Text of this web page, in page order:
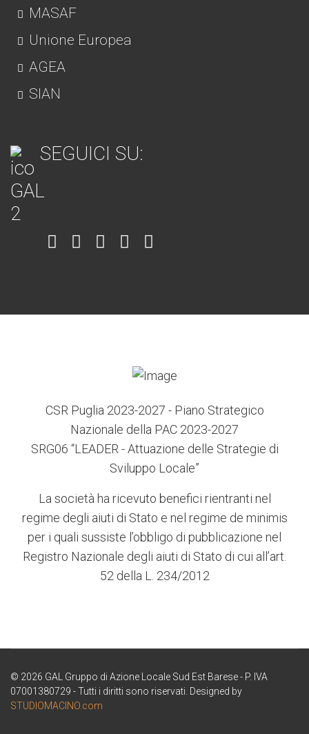
MASAF
Unione Europea
AGEA
SIAN
SEGUICI SU:
Item Item Item Item
CSR Puglia 2023-2027 - Piano Strategico
Nazionale della PAC 2023-2027
SRG06 “LEADER - Attuazione delle Strategie di
Sviluppo Locale”
La società ha ricevuto benefici rientranti nel
regime degli aiuti di Stato e nel regime de minimis
per i quali sussiste l’obbligo di pubblicazione nel
Registro Nazionale degli aiuti di Stato di cui all’art.
52 della L. 234/2012
© 2026 GAL Gruppo di Azione Locale Sud Est Barese - P. IVA
07001380729 - Tutti i diritti sono riservati. Designed by
STUDIOMACINO.com